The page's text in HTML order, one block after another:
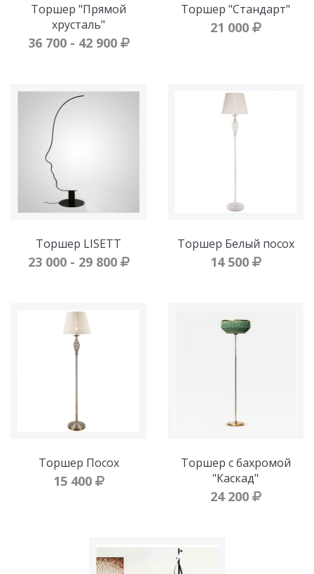
Торшер "Прямой
хрусталь"
36 700 - 42 900
Торшер "Стандарт"
21 000
Торшер LISETT
23 000 - 29 800
Торшер Белый посох
14 500
Торшер Посох
15 400
Торшер с бахромой
"Каскад"
24 200